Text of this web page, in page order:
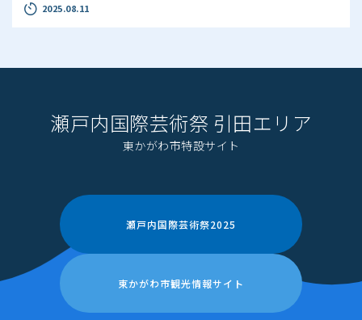
2025.08.11
瀬戸内国際芸術祭 引田エリア
東かがわ市特設サイト
瀬戸内国際芸術祭2025
東かがわ市観光情報サイト